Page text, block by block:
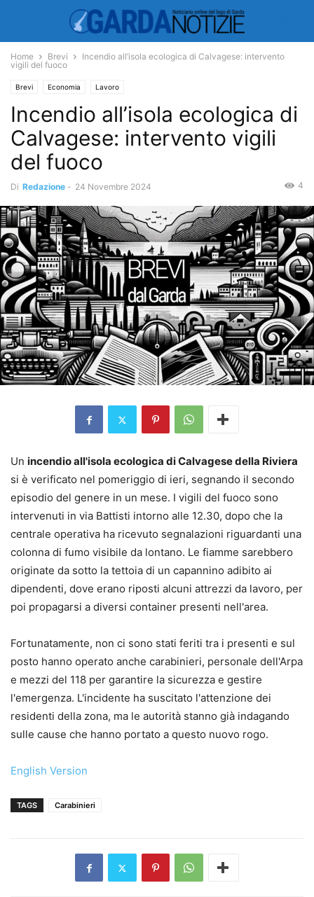
Home Brevi
Incendio all’isola ecologica di Calvagese: intervento
vigili del fuoco
Brevi Economia Lavoro
Incendio all’isola ecologica di
Calvagese: intervento vigili
del fuoco
Di Redazione - 24 Novembre 2024 4
Un incendio all'isola ecologica di Calvagese della Riviera
si è verificato nel pomeriggio di ieri, segnando il secondo
episodio del genere in un mese. I vigili del fuoco sono
intervenuti in via Battisti intorno alle 12.30, dopo che la
centrale operativa ha ricevuto segnalazioni riguardanti una
colonna di fumo visibile da lontano. Le fiamme sarebbero
originate da sotto la tettoia di un capannino adibito ai
dipendenti, dove erano riposti alcuni attrezzi da lavoro, per
poi propagarsi a diversi container presenti nell'area.
Fortunatamente, non ci sono stati feriti tra i presenti e sul
posto hanno operato anche carabinieri, personale dell'Arpa
e mezzi del 118 per garantire la sicurezza e gestire
l'emergenza. L'incidente ha suscitato l'attenzione dei
residenti della zona, ma le autorità stanno già indagando
sulle cause che hanno portato a questo nuovo rogo.
English Version
TAGS Carabinieri